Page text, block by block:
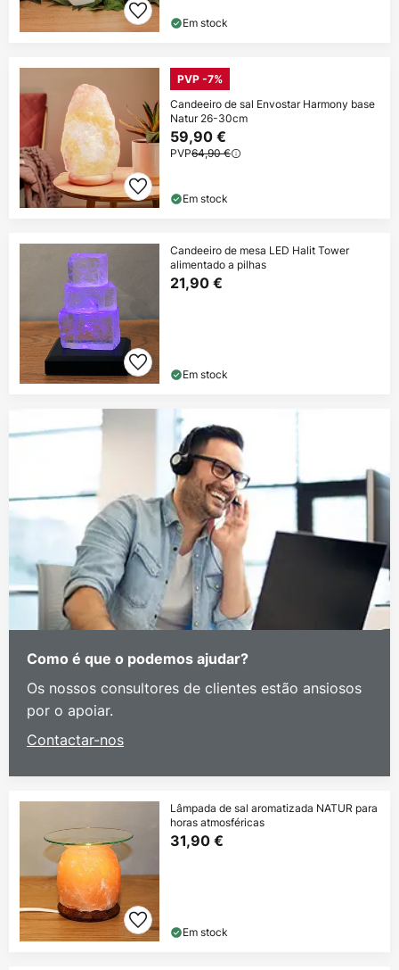
Em stock
PVP -7%
Candeeiro de sal Envostar Harmony base
Natur 26-30cm
59,90 €
PVP64,90 €
Em stock
Candeeiro de mesa LED Halit Tower
alimentado a pilhas
21,90 €
Em stock
Como é que o podemos ajudar?
Os nossos consultores de clientes estão ansiosos
por o apoiar.
Contactar-nos
Lâmpada de sal aromatizada NATUR para
horas atmosféricas
31,90 €
Em stock